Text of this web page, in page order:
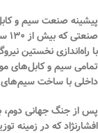
پیشینه صنعت سیم و
با راه‌اندازی نخستین
تمامی سیم و کابل‌های
داخلی با ساخت سیم‌های
پس از جنگ جهانی دوم،
افشارنژادکه در زمینه